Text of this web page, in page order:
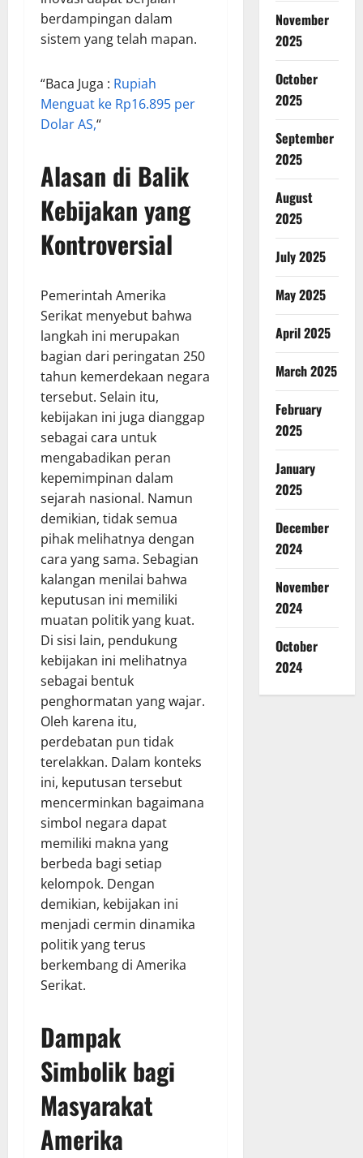
berdampingan dalam
sistem yang telah mapan.
“Baca Juga : Rupiah
Menguat ke Rp16.895 per
Dolar AS,“
Alasan di Balik
Kebijakan yang
Kontroversial
Pemerintah Amerika
Serikat menyebut bahwa
langkah ini merupakan
bagian dari peringatan 250
tahun kemerdekaan negara
tersebut. Selain itu,
kebijakan ini juga dianggap
sebagai cara untuk
mengabadikan peran
kepemimpinan dalam
sejarah nasional. Namun
demikian, tidak semua
pihak melihatnya dengan
cara yang sama. Sebagian
kalangan menilai bahwa
keputusan ini memiliki
muatan politik yang kuat.
Di sisi lain, pendukung
kebijakan ini melihatnya
sebagai bentuk
penghormatan yang wajar.
Oleh karena itu,
perdebatan pun tidak
terelakkan. Dalam konteks
ini, keputusan tersebut
mencerminkan bagaimana
simbol negara dapat
memiliki makna yang
berbeda bagi setiap
kelompok. Dengan
demikian, kebijakan ini
menjadi cermin dinamika
politik yang terus
berkembang di Amerika
Serikat.
Dampak
Simbolik bagi
Masyarakat
Amerika
November
2025
October
2025
September
2025
August
2025
July 2025
May 2025
April 2025
March 2025
February
2025
January
2025
December
2024
November
2024
October
2024